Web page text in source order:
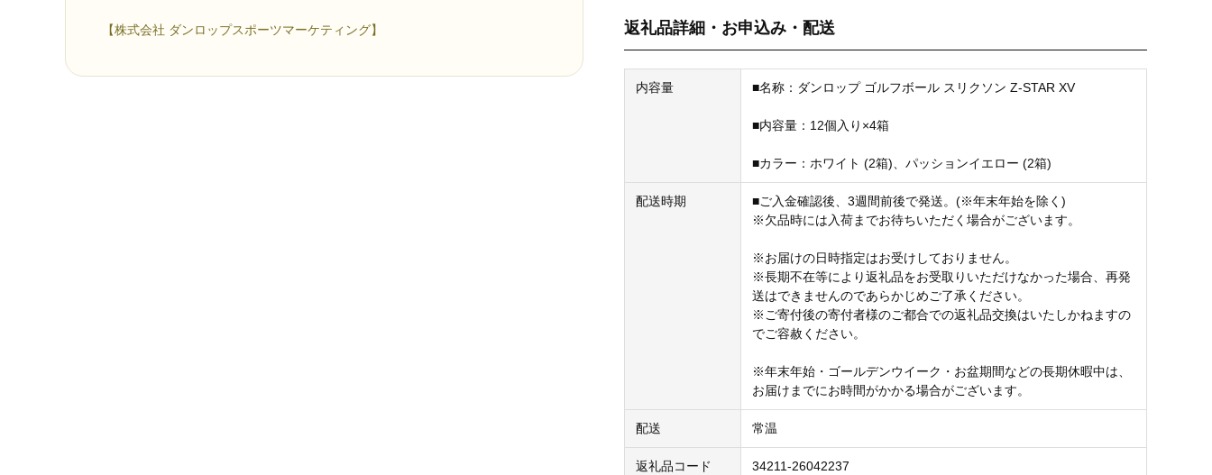
【株式会社 ダンロップスポーツマーケティング】 返礼品詳細・お申込み・配送
内容量 ■名称：ダンロップ ゴルフボール スリクソン Z-STAR XV
■内容量：12個入り×4箱
■カラー：ホワイト (2箱)、パッションイエロー (2箱)
配送時期
■ご入金確認後、3週間前後で発送。(※年末年始を除く)
※欠品時には入荷までお待ちいただく場合がございます。
※お届けの日時指定はお受けしておりません。
※長期不在等により返礼品をお受取りいただけなかった場合、再発
送はできませんのであらかじめご了承ください。
※ご寄付後の寄付者様のご都合での返礼品交換はいたしかねますの
でご容赦ください。
※年末年始・ゴールデンウイーク・お盆期間などの長期休暇中は、
お届けまでにお時間がかかる場合がございます。
配送 常温
返礼品コード 34211-26042237